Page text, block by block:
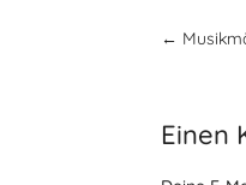
←
Einen